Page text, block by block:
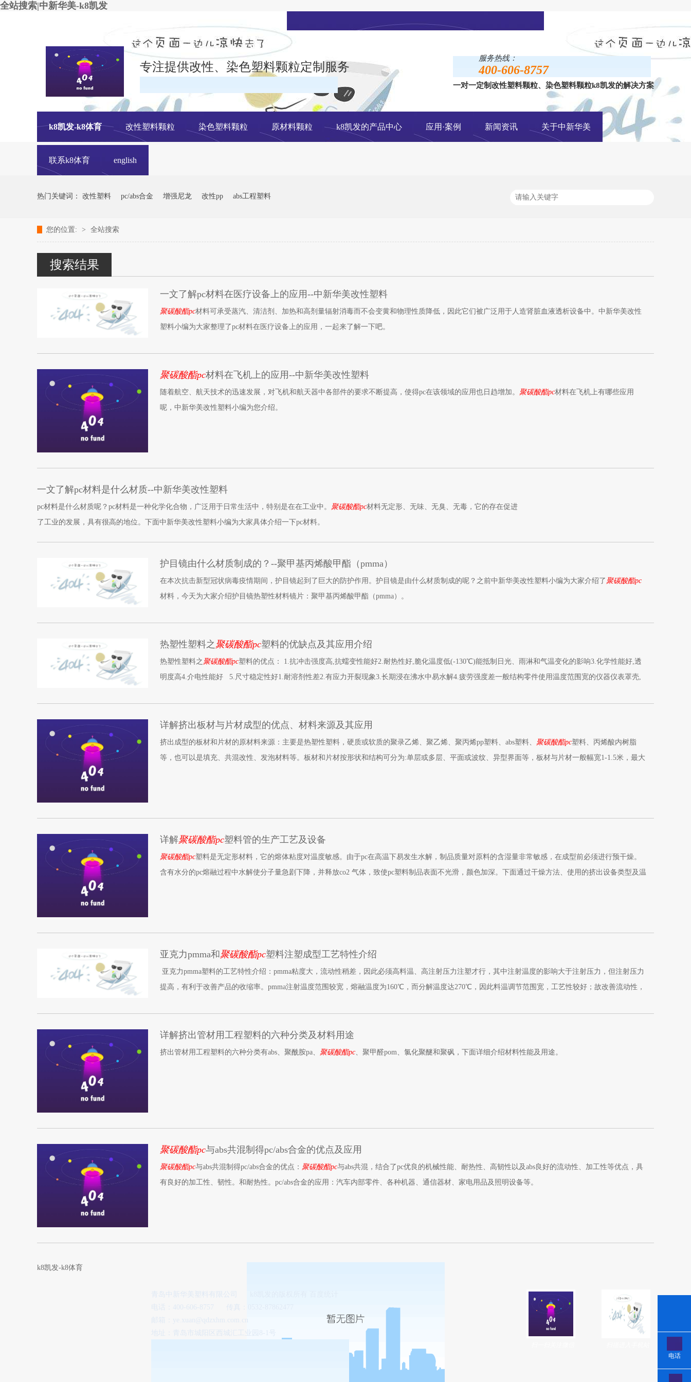
全站搜索|中新华美-k8凯发
在线留言 手机网站
改性塑料颗粒、染色塑料颗粒生产厂家---- 青岛中新华美塑料有限公司k8凯发官网
专注提供改性、染色塑料颗粒定制服务
服务热线：
400-606-8757
一对一定制改性塑料颗粒、染色塑料颗粒k8凯发的解决方案
k8凯发-k8体育 改性塑料颗粒 染色塑料颗粒 原材料颗粒 k8凯发的产品中心 应用·案例 新闻资讯 关于中新华美
联系k8体育 english
热门关键词： 改性塑料 pc/abs合金 增强尼龙 改性pp abs工程塑料
您的位置: > 全站搜索
搜索结果
一文了解pc材料在医疗设备上的应用--中新华美改性塑料
聚碳酸酯pc材料可承受蒸汽、清洁剂、加热和高剂量辐射消毒而不会变黄和物理性质降低，因此它们被广泛用于人造肾脏血液透析设备中。中新华美改性
塑料小编为大家整理了pc材料在医疗设备上的应用，一起来了解一下吧。
聚碳酸酯pc材料在飞机上的应用--中新华美改性塑料
随着航空、航天技术的迅速发展，对飞机和航天器中各部件的要求不断提高，使得pc在该领域的应用也日趋增加。 聚碳酸酯pc材料在飞机上有哪些应用
呢，中新华美改性塑料小编为您介绍。
一文了解pc材料是什么材质--中新华美改性塑料
pc材料是什么材质呢？pc材料是一种化学化合物，广泛用于日常生活中，特别是在在工业中。 聚碳酸酯pc材料无定形、无味、无臭、无毒，它的存在促进
了工业的发展，具有很高的地位。下面中新华美改性塑料小编为大家具体介绍一下pc材料。
护目镜由什么材质制成的？--聚甲基丙烯酸甲酯（pmma）
在本次抗击新型冠状病毒疫情期间，护目镜起到了巨大的防护作用。护目镜是由什么材质制成的呢？之前中新华美改性塑料小编为大家介绍了 聚碳酸酯pc
材料，今天为大家介绍护目镜热塑性材料镜片：聚甲基丙烯酸甲酯（pmma）。
热塑性塑料之 聚碳酸酯pc塑料的优缺点及其应用介绍
热塑性塑料之 聚碳酸酯pc塑料的优点： 1.抗冲击强度高,抗蠕变性能好2.耐热性好,脆化温度低(-130℃)能抵制日光、雨淋和气温变化的影响3.化学性能好,透
明度高4.介电性能好 5.尺寸稳定性好1.耐溶剂性差2.有应力开裂现象3.长期浸在沸水中易水解4.疲劳强度差一般结构零件使用温度范围宽的仪器仪表罩壳,
详解挤出板材与片材成型的优点、材料来源及其应用
挤出成型的板材和片材的原材料来源：主要是热塑性塑料，硬质或软质的聚录乙烯、聚乙烯、聚丙烯pp塑料、abs塑料、 聚碳酸酯pc塑料、丙烯酸内树脂
等，也可以是填充、共混改性、发泡材料等。板材和片材按形状和结构可分为:单层或多层、平面或波纹、异型界面等，板材与片材一般幅宽1-1.5米，最大
详解聚碳酸酯pc塑料管的生产工艺及设备
聚碳酸酯pc塑料是无定形材料，它的熔体粘度对温度敏感。由于pc在高温下易发生水解，制品质量对原料的含湿量非常敏感，在成型前必须进行预干燥。
含有水分的pc熔融过程中水解使分子量急剧下降，并释放co2 气体，致使pc塑料制品表面不光滑，颜色加深。下面通过干燥方法、使用的挤出设备类型及温
亚克力pmma和 聚碳酸酯pc塑料注塑成型工艺特性介绍
亚克力pmma塑料的工艺特性介绍：pmma粘度大，流动性稍差，因此必须高料温、高注射压力注塑才行，其中注射温度的影响大于注射压力，但注射压力
提高，有利于改善产品的收缩率。pmma注射温度范围较宽，熔融温度为160℃，而分解温度达270℃，因此料温调节范围宽，工艺性较好；故改善流动性，
详解挤出管材用工程塑料的六种分类及材料用途
挤出管材用工程塑料的六种分类有abs、聚酰胺pa、 聚碳酸酯pc、聚甲醛pom、氯化聚醚和聚砜，下面详细介绍材料性能及用途。
聚碳酸酯pc与abs共混制得pc/abs合金的优点及应用
聚碳酸酯pc与abs共混制得pc/abs合金的优点： 聚碳酸酯pc与abs共混，结合了pc优良的机械性能、耐热性、高韧性以及abs良好的流动性、加工性等优点，具
有良好的加工性、韧性。和耐热性。pc/abs合金的应用：汽车内部零件、各种机器、通信器材、家电用品及照明设备等。
k8凯发-k8体育
青岛中新华美塑料有限公司
电话：400-606-8757
传真：0532-87862477
邮箱： ye.xuan@qdzxhm.com.cn
地址：青岛市城阳区西城汇工业园8-1号
电话